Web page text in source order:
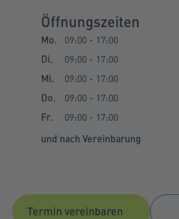
Öffnungszeiten
Mo. 09:00 - 17:00
Di. 09:00 - 17:00
Mi. 09:00 - 17:00
Do. 09:00 - 17:00
Fr. 09:00 - 17:00
und nach Vereinbarung
Termin vereinbaren